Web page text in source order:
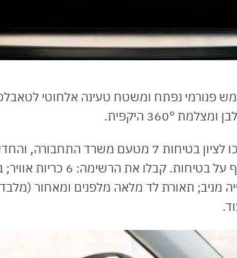
פנורמי נפתח ומשטח טעינה אלחוטי
360° היקפית.
בגזרת הבטיחות כל רמות הגימור זכו לציון בטיחות 7
זהה בכולן ולא תצטרכו להוסיף כסף
מניב; תאורת לד מלאה מלפנים ומאחור